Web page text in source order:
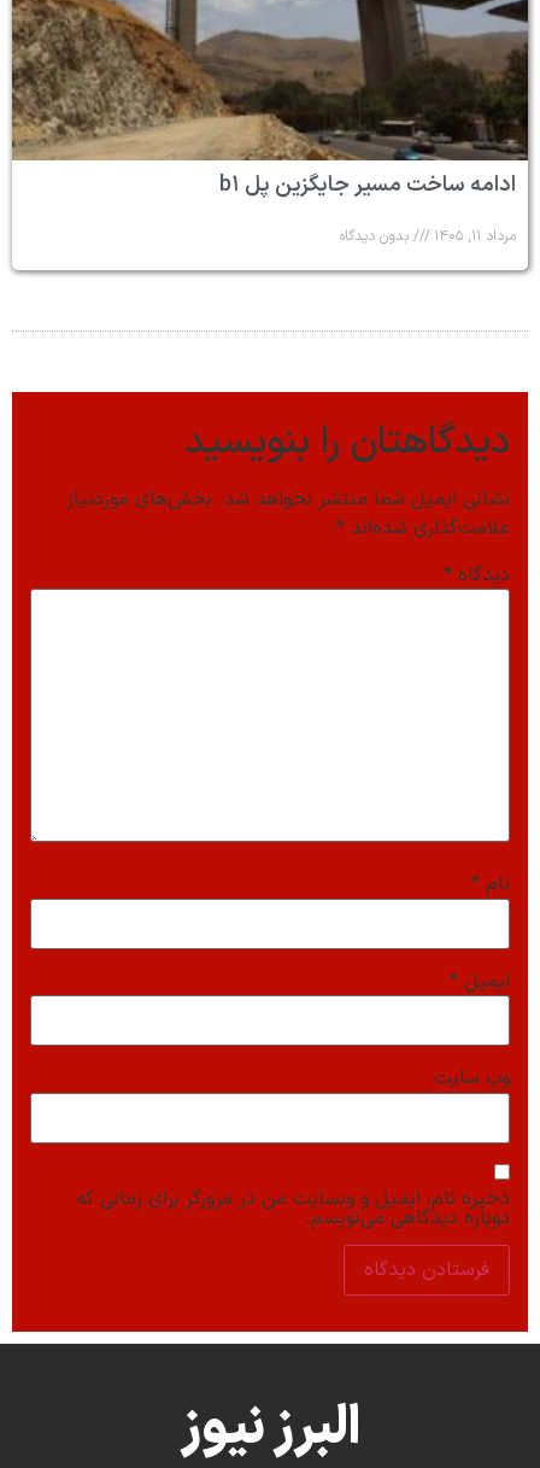
ادامه ساخت مسیر جایگزین پل b۱
مرداد ۱۱, ۱۴۰۵ بدون دیدگاه
دیدگاهتان را بنویسید
نشانی ایمیل شما منتشر نخواهد شد. بخش‌های موردنیاز
علامت‌گذاری شده‌اند *
دیدگاه *
نام *
ایمیل *
وب‌ سایت
ذخیره نام، ایمیل و وبسایت من در مرورگر برای زمانی که
دوباره دیدگاهی می‌نویسم.
البرز نیوز